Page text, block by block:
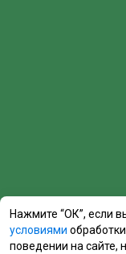
Нажмите “ОК”, если
условиями
поведении на сайте,